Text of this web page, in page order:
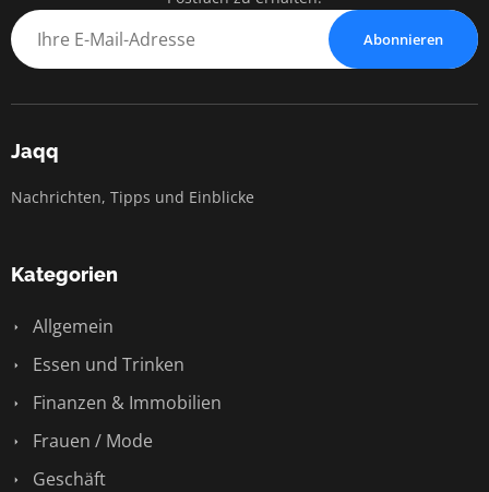
Abonnieren
Jaqq
Nachrichten, Tipps und Einblicke
Kategorien
Allgemein
Essen und Trinken
Finanzen & Immobilien
Frauen / Mode
Geschäft